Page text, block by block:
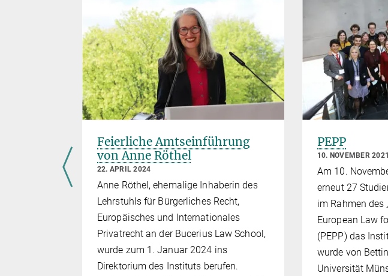
Feierliche Amtseinführung
von Anne Röthel
22. APRIL 2024
Anne Röthel, ehemalige Inhaberin des
Lehrstuhls für Bürgerliches Recht,
Europäisches und Internationales
Privatrecht an der Bucerius Law School,
wurde zum 1. Januar 2024 ins
Direktorium des Instituts berufen.
PEPP
10. NOVEMBER 2021
Am 10.
erneut 27
im Rahmen des
European Law
(PEPP) das
wurde von
Universität